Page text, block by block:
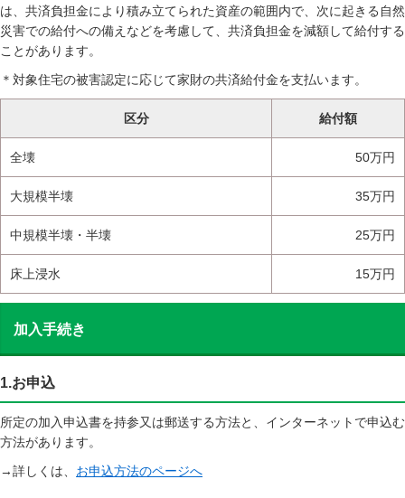
は、共済負担金により積み立てられた資産の範囲内で、次に起きる自然
災害での給付への備えなどを考慮して、共済負担金を減額して給付する
ことがあります。
＊対象住宅の被害認定に応じて家財の共済給付金を支払います。
区分 給付額
全壊 50万円
大規模半壊 35万円
中規模半壊・半壊 25万円
床上浸水 15万円
加入手続き
1.お申込
所定の加入申込書を持参又は郵送する方法と、インターネットで申込む
方法があります。
→詳しくは、 お申込方法のページへ